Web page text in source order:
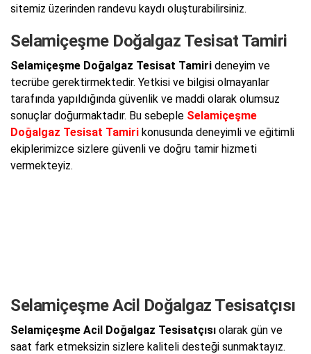
sitemiz üzerinden randevu kaydı oluşturabilirsiniz.
Selamiçeşme Doğalgaz Tesisat Tamiri
Selamiçeşme Doğalgaz Tesisat Tamiri deneyim ve
tecrübe gerektirmektedir. Yetkisi ve bilgisi olmayanlar
tarafında yapıldığında güvenlik ve maddi olarak olumsuz
sonuçlar doğurmaktadır. Bu sebeple Selamiçeşme
Doğalgaz Tesisat Tamiri konusunda deneyimli ve eğitimli
ekiplerimizce sizlere güvenli ve doğru tamir hizmeti
vermekteyiz.
Selamiçeşme Acil Doğalgaz Tesisatçısı
Selamiçeşme Acil Doğalgaz Tesisatçısı olarak gün ve
saat fark etmeksizin sizlere kaliteli desteği sunmaktayız.